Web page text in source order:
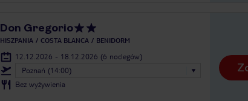
Don Gregorio
HISZPANIA COSTA BLANCA BENIDORM
12.12.2026 - 18.12.2026 (6 noclegów)
Poznań (14:00)
Bez wyżywienia